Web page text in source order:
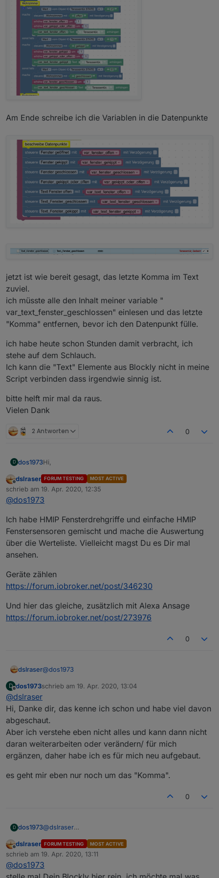
Am Ende schreibe ich die Variablen in die Datenpunkte
jetzt ist wie bereit gesagt, das letzte Komma im Text
zuviel.
ich müsste alle den Inhalt meiner variable "
var_text_fenster_geschlossen" einlesen und das letzte
"Komma" entfernen, bevor ich den Datenpunkt fülle.
ich habe heute schon Stunden damit verbracht, ich
stehe auf dem Schlauch.
Ich kann die "Text" Elemente aus Blockly nicht in meine
Script verbinden dass irgendwie sinnig ist.
bitte helft mir mal da raus.
Vielen Dank
2 Antworten 0
D dos1973Hi,
ich versuche ein "letztes Komma" in meinem DP zu
entfernen, aber egal wo ich ansetze es zerschiesst
mir mein Blockly. Es gibt ein Haufen Fenster Status
was ich gerne wollte. Ich also nachfolgendes Blockly
und es funktioniert einwandfrei nur habe ich eben ein
"letztes Komma" in meinem DP, das ich aus
"Perfektionsgründen" gerne weg hätte.
mein Blockly ist bestimmt nich so elegant wieviele
ich gehe reagier auf die Trigger der HM Fenstergriffe
und schreibe abhängig davon in variable den Namen
der Fenster.
Datenpunkte
Offline
dslraser FORUM TESTING MOST ACTIVE
schrieb am 19. Apr. 2020, 12:35
zuletzt editiert von
@dos1973
Ich habe HMIP Fensterdrehgriffe und einfache HMIP
Fenstersensoren gemischt und mache die Auswertung
über die Werteliste. Vielleicht magst Du es Dir mal
ansehen.
Geräte zählen
https://forum.iobroker.net/post/346230
Und hier das gleiche, zusätzlich mit Alexa Ansage
https://forum.iobroker.net/post/273976
0
dslraser@dos1973
Ich habe HMIP Fensterdrehgriffe und einfache HMIP
Auswertung über die Werteliste. Vielleicht magst Du
Geräte zählen
https://forum.iobroker.net/post/346230
Und hier das gleiche, zusätzlich mit Alexa Ansage
https://forum.iobroker.net/post/273976
D
Offline
dos1973schrieb am 19. Apr. 2020, 13:04
zuletzt editiert von
@dslraser
Hi, Danke dir, das kenne ich schon und habe viel davon
abgeschaut.
Aber ich verstehe eben nicht alles und kann dann nicht
daran weiterarbeiten oder verändern/ für mich
ergänzen, daher habe ich es für mich neu aufgebaut.
es geht mir eben nur noch um das "Komma".
0
D dos1973@dslraser
davon abgeschaut.
Aber ich verstehe eben nicht alles und kann dann
nicht daran weiterarbeiten oder verändern/ für mich
ergänzen, daher habe ich es für mich neu aufgebaut.
es geht mir eben nur noch um das "Komma".
Offline
dslraser FORUM TESTING MOST ACTIVE
schrieb am 19. Apr. 2020, 13:11
zuletzt editiert von
@dos1973